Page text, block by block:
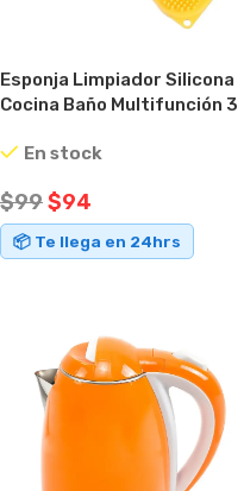
Esponja Limpiador Silicona
Cocina Baño Multifunción 3
En stock
$99$94
📦 Te llega en 24hrs